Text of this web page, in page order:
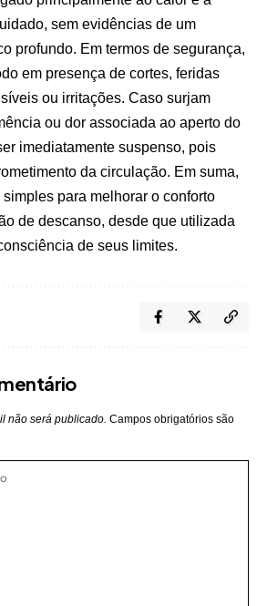
sem evidências de um
profundo. Em termos de segurança,
em presença de cortes, feridas
ou irritações. Caso surjam
ou dor associada ao aperto do
imediatamente suspenso, pois
da circulação. Em suma,
para melhorar o conforto
de descanso, desde que utilizada
de seus limites.
não será publicado. Campos obrigatórios são